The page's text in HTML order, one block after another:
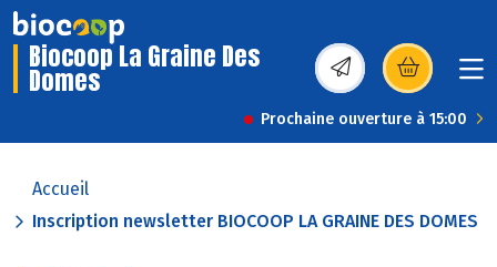
Biocoop La Graine Des
Domes (s’ouvre dans une
Prochaine ouverture à 15:00
Accueil
Inscription newsletter BIOCOOP LA GRAINE DES DOMES